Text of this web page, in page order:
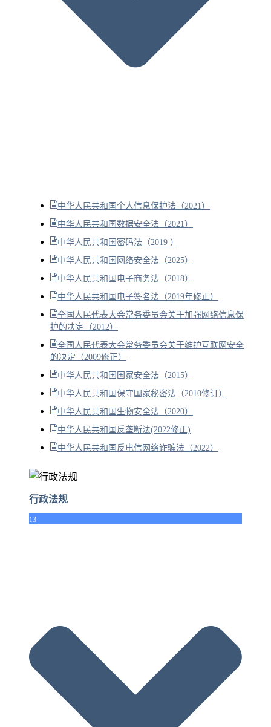
中华人民共和国个人信息保护法（2021）
中华人民共和国数据安全法（2021）
中华人民共和国密码法（2019 ）
中华人民共和国网络安全法（2025）
中华人民共和国电子商务法（2018）
中华人民共和国电子签名法（2019年修正）
全国人民代表大会常务委员会关于加强网络信息保
护的决定（2012）
全国人民代表大会常务委员会关于维护互联网安全
的决定（2009修正）
中华人民共和国国家安全法（2015）
中华人民共和国保守国家秘密法（2010修订）
中华人民共和国生物安全法（2020）
中华人民共和国反垄断法(2022修正)
中华人民共和国反电信网络诈骗法（2022）
行政法规
13